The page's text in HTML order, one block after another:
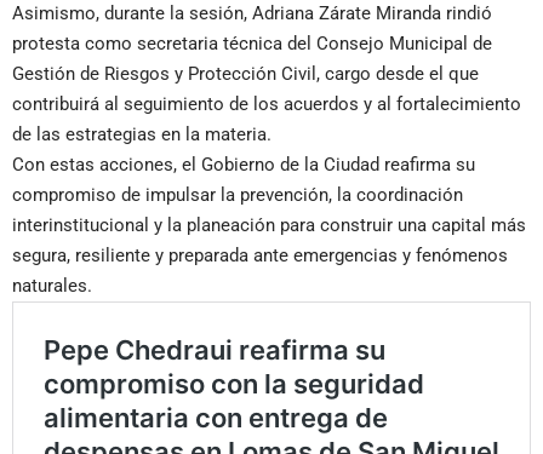
Asimismo, durante la sesión, Adriana Zárate Miranda rindió
protesta como secretaria técnica del Consejo Municipal de
Gestión de Riesgos y Protección Civil, cargo desde el que
contribuirá al seguimiento de los acuerdos y al fortalecimiento
de las estrategias en la materia.
Con estas acciones, el Gobierno de la Ciudad reafirma su
compromiso de impulsar la prevención, la coordinación
interinstitucional y la planeación para construir una capital más
segura, resiliente y preparada ante emergencias y fenómenos
naturales.